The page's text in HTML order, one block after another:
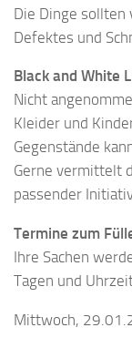
Die Dinge sollten
Defektes und
Black and White
Nicht
Kleider und
Gegenstände
Gerne vermittelt
passender
Termine zum
Ihre Sachen
Tagen und
Mittwoch,